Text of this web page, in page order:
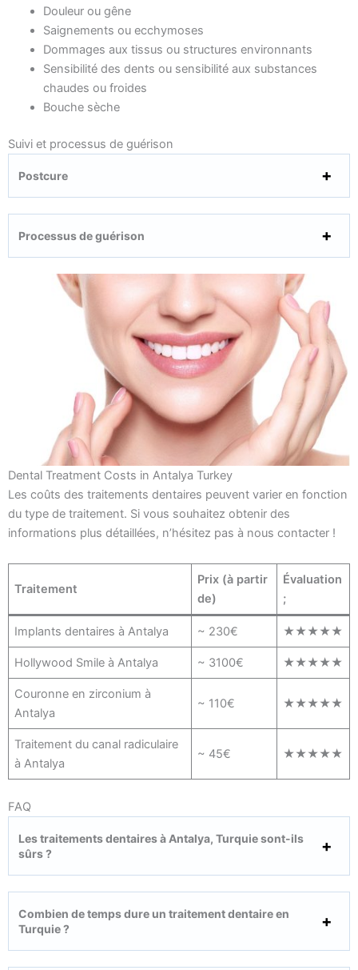
Douleur ou gêne
Saignements ou ecchymoses
Dommages aux tissus ou structures environnants
Sensibilité des dents ou sensibilité aux substances
chaudes ou froides
Bouche sèche
Suivi et processus de guérison
Postcure
Processus de guérison
Dental Treatment Costs in Antalya Turkey
Les coûts des traitements dentaires peuvent varier en fonction
du type de traitement. Si vous souhaitez obtenir des
informations plus détaillées, n’hésitez pas à nous contacter !
Traitement
Prix (à partir
de)
Évaluation
;
Implants dentaires à Antalya ~ 230€ ★★★★★
Hollywood Smile à Antalya ~ 3100€ ★★★★★
Couronne en zirconium à
Antalya
~ 110€ ★★★★★
Traitement du canal radiculaire
à Antalya
~ 45€ ★★★★★
FAQ
Les traitements dentaires à Antalya, Turquie sont-ils
sûrs ?
Combien de temps dure un traitement dentaire en
Turquie ?